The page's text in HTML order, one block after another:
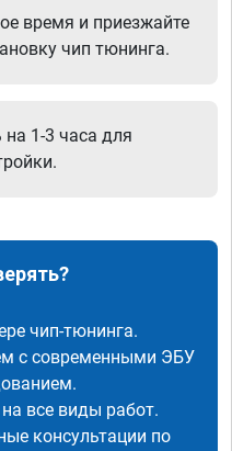
время и приезжайте
чип тюнинга.
1-3 часа для
чип-тюнинга.
с современными ЭБУ
все виды работ.
консультации по